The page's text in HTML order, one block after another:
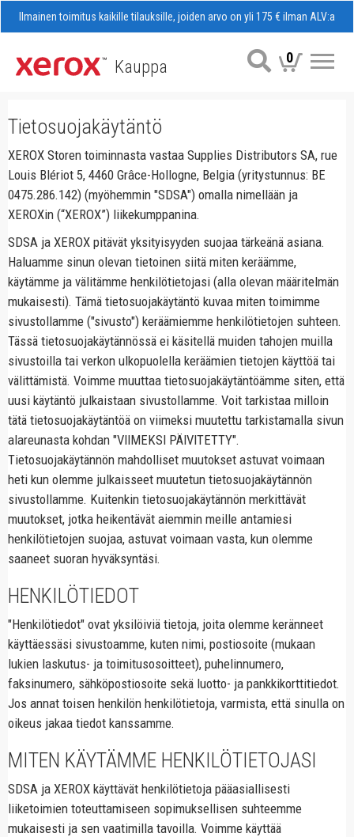
Ilmainen toimitus kaikille tilauksille, joiden arvo on yli 175 € ilman ALV:a
Kauppa 0
Tietosuojakäytäntö
XEROX Storen toiminnasta vastaa Supplies Distributors SA, rue
Louis Blériot 5, 4460 Grâce-Hollogne, Belgia (yritystunnus: BE
0475.286.142) (myöhemmin "SDSA") omalla nimellään ja
XEROXin (“XEROX”) liikekumppanina.
SDSA ja XEROX pitävät yksityisyyden suojaa tärkeänä asiana.
Haluamme sinun olevan tietoinen siitä miten keräämme,
käytämme ja välitämme henkilötietojasi (alla olevan määritelmän
mukaisesti). Tämä tietosuojakäytäntö kuvaa miten toimimme
sivustollamme ("sivusto") keräämiemme henkilötietojen suhteen.
Tässä tietosuojakäytännössä ei käsitellä muiden tahojen muilla
sivustoilla tai verkon ulkopuolella keräämien tietojen käyttöä tai
välittämistä. Voimme muuttaa tietosuojakäytäntöämme siten, että
uusi käytäntö julkaistaan sivustollamme. Voit tarkistaa milloin
tätä tietosuojakäytäntöä on viimeksi muutettu tarkistamalla sivun
alareunasta kohdan "VIIMEKSI PÄIVITETTY".
Tietosuojakäytännön mahdolliset muutokset astuvat voimaan
heti kun olemme julkaisseet muutetun tietosuojakäytännön
sivustollamme. Kuitenkin tietosuojakäytännön merkittävät
muutokset, jotka heikentävät aiemmin meille antamiesi
henkilötietojen suojaa, astuvat voimaan vasta, kun olemme
saaneet suoran hyväksyntäsi.
HENKILÖTIEDOT
"Henkilötiedot" ovat yksilöiviä tietoja, joita olemme keränneet
käyttäessäsi sivustoamme, kuten nimi, postiosoite (mukaan
lukien laskutus- ja toimitusosoitteet), puhelinnumero,
faksinumero, sähköpostiosoite sekä luotto- ja pankkikorttitiedot.
Jos annat toisen henkilön henkilötietoja, varmista, että sinulla on
oikeus jakaa tiedot kanssamme.
MITEN KÄYTÄMME HENKILÖTIETOJASI
SDSA ja XEROX käyttävät henkilötietoja pääasiallisesti
liiketoimien toteuttamiseen sopimuksellisen suhteemme
mukaisesti ja sen vaatimilla tavoilla. Voimme käyttää